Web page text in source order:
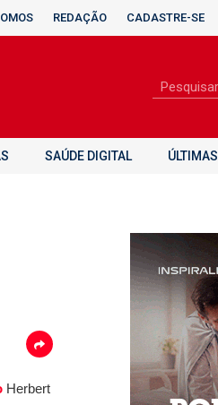
REDAÇÃO CADASTRE-SE
SAÚDE DIGITAL ÚLTIMAS
Herbert